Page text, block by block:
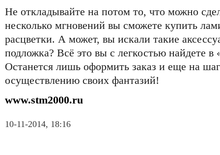
Не откладывайте на потом то, что можно
несколько мгновений вы сможете купить
расцветки. А может, вы искали такие
подложка? Всё это вы с легкостью найдете
Останется лишь оформить заказ и еще на
осуществлению своих фантазий!
www.stm2000.ru
10-11-2014, 18:16